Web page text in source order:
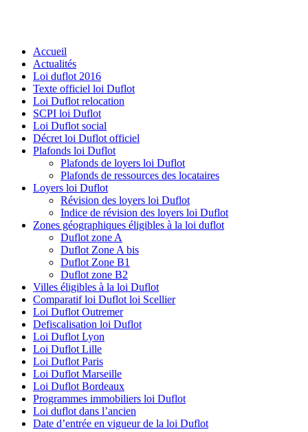
Accueil
Actualités
Loi duflot 2016
Texte officiel loi Duflot
Loi Duflot relocation
SCPI loi Duflot
Loi Duflot social
Décret loi Duflot officiel
Plafonds loi Duflot
Plafonds de loyers loi Duflot
Plafonds de ressources des locataires
Loyers loi Duflot
Révision des loyers loi Duflot
Indice de révision des loyers loi Duflot
Zones géographiques éligibles à la loi duflot
Duflot zone A
Duflot Zone A bis
Duflot Zone B1
Duflot zone B2
Villes éligibles à la loi Duflot
Comparatif loi Duflot loi Scellier
Loi Duflot Outremer
Defiscalisation loi Duflot
Loi Duflot Lyon
Loi Duflot Lille
Loi Duflot Paris
Loi Duflot Marseille
Loi Duflot Bordeaux
Programmes immobiliers loi Duflot
Loi duflot dans l’ancien
Date d’entrée en vigueur de la loi Duflot